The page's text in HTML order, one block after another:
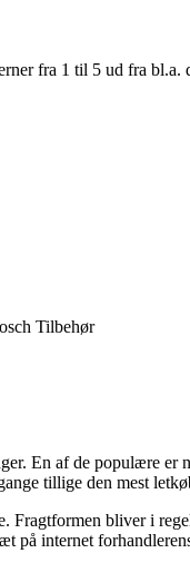
fra 1 til 5 ud fra
Tilbehør
En af de populære er
tillige den mest
bliver i
på internet